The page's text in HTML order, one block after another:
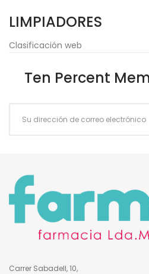
LIMPIADORES
Clasificación web
Ten Percent
Carrer Sabadell, 10,